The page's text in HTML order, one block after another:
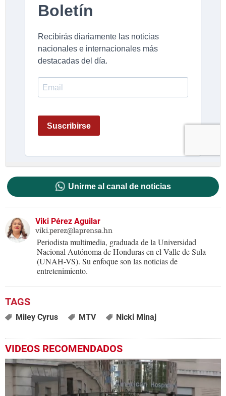
Unirme al canal de noticias
Viki Pérez Aguilar
viki.perez@laprensa.hn
Periodista multimedia, graduada de la Universidad
Nacional Autónoma de Honduras en el Valle de Sula
(UNAH-VS). Su enfoque son las noticias de
entretenimiento.
Miley Cyrus MTV Nicki Minaj
VIDEOS RECOMENDADOS